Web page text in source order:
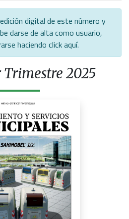
digital de este número y
darse de alta como usuario,
haciendo clickaquí.
Trimestre 2025